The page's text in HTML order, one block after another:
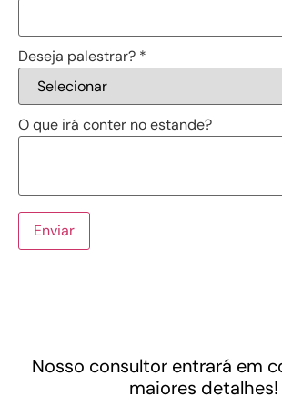
Deseja palestrar? *
O que irá conter no estande?
Enviar
Nosso consultor entrará em
maiores detalhes!